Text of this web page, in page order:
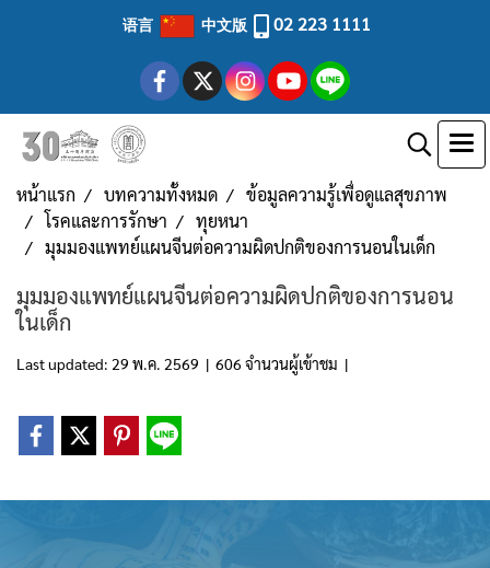
语言 中文版 02 223 1111
หน้าแรก บทความทั้งหมด
ข้อมูลความรู้เพื่อดูแลสุขภาพ
โรคและการรักษา
ทุยหนา
มุมมองแพทย์แผนจีนต่อความผิดปกติของการนอนในเด็ก
มุมมองแพทย์แผนจีนต่อความผิดปกติของการนอน
ในเด็ก
Last updated: 29 พ.ค. 2569 | 606 จำนวนผู้เข้าชม |